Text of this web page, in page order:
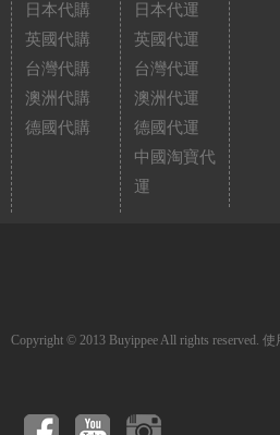
日本代購
英國代購
台灣代購
澳洲代購
德國代購
日本代運
英國代運
台灣代運
澳洲代運
德國代運
中國淘寶代
運
Copyright © 2013 Buyippee All rights reserved. 使